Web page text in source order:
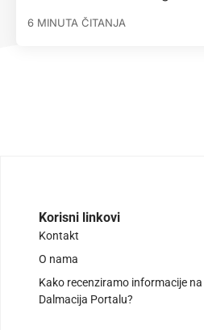
6 MINUTA ČITANJA
Korisni linkovi
Kontakt
O nama
Kako recenziramo informacije na
Dalmacija Portalu?